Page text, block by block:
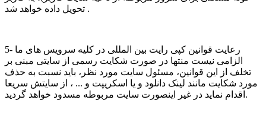
تحویل داده خواهد شد .
5- رعایت قوانین کپی رایت بین المللی در کلیه سرویس های ما
الزامی نیست منتها در صورت شکایت رسمی از سایتی مبنی بر
تخلف از این قوانین، مسئول سایت مورد نظر، باید نسبت به حذف
مورد شکایت مانند لینک دانلود و یا اسکریپت و ... ، از سایتش سریعا
اقدام نماید در غیر اینصورت سایت مربوطه مسدود خواهد گردید.